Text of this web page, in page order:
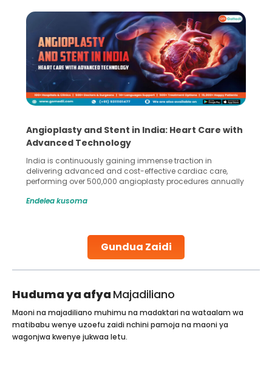
Gundua Zaidi
Angioplasty and Stent in India: Heart Care with
Advanced Technology
India is continuously gaining immense traction in
delivering advanced and cost-effective cardiac care,
performing over 500,000 angioplasty procedures annually
globe are searching for treatments like angioplasty and
Studies, such as one published
Endelea kusoma
Huduma ya afya Majadiliano
Maoni na majadiliano muhimu na madaktari na wataalam wa
matibabu wenye uzoefu zaidi nchini pamoja na maoni ya
wagonjwa kwenye jukwaa letu.